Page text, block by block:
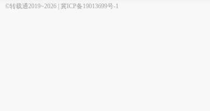
©转载通2019~2026 | 冀ICP备19013699号-1